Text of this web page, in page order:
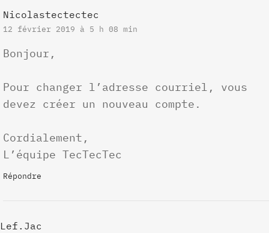
Nicolastectectec
12 février 2019 à 5 h 08 min
Bonjour,
Pour changer l’adresse courriel, vous
devez créer un nouveau compte.
Cordialement,
L’équipe TecTecTec
Répondre
Lef.jac